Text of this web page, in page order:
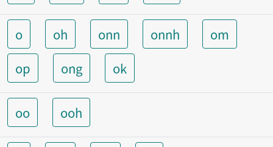
o oh onn onnh
om
op
ong ok
oo ooh